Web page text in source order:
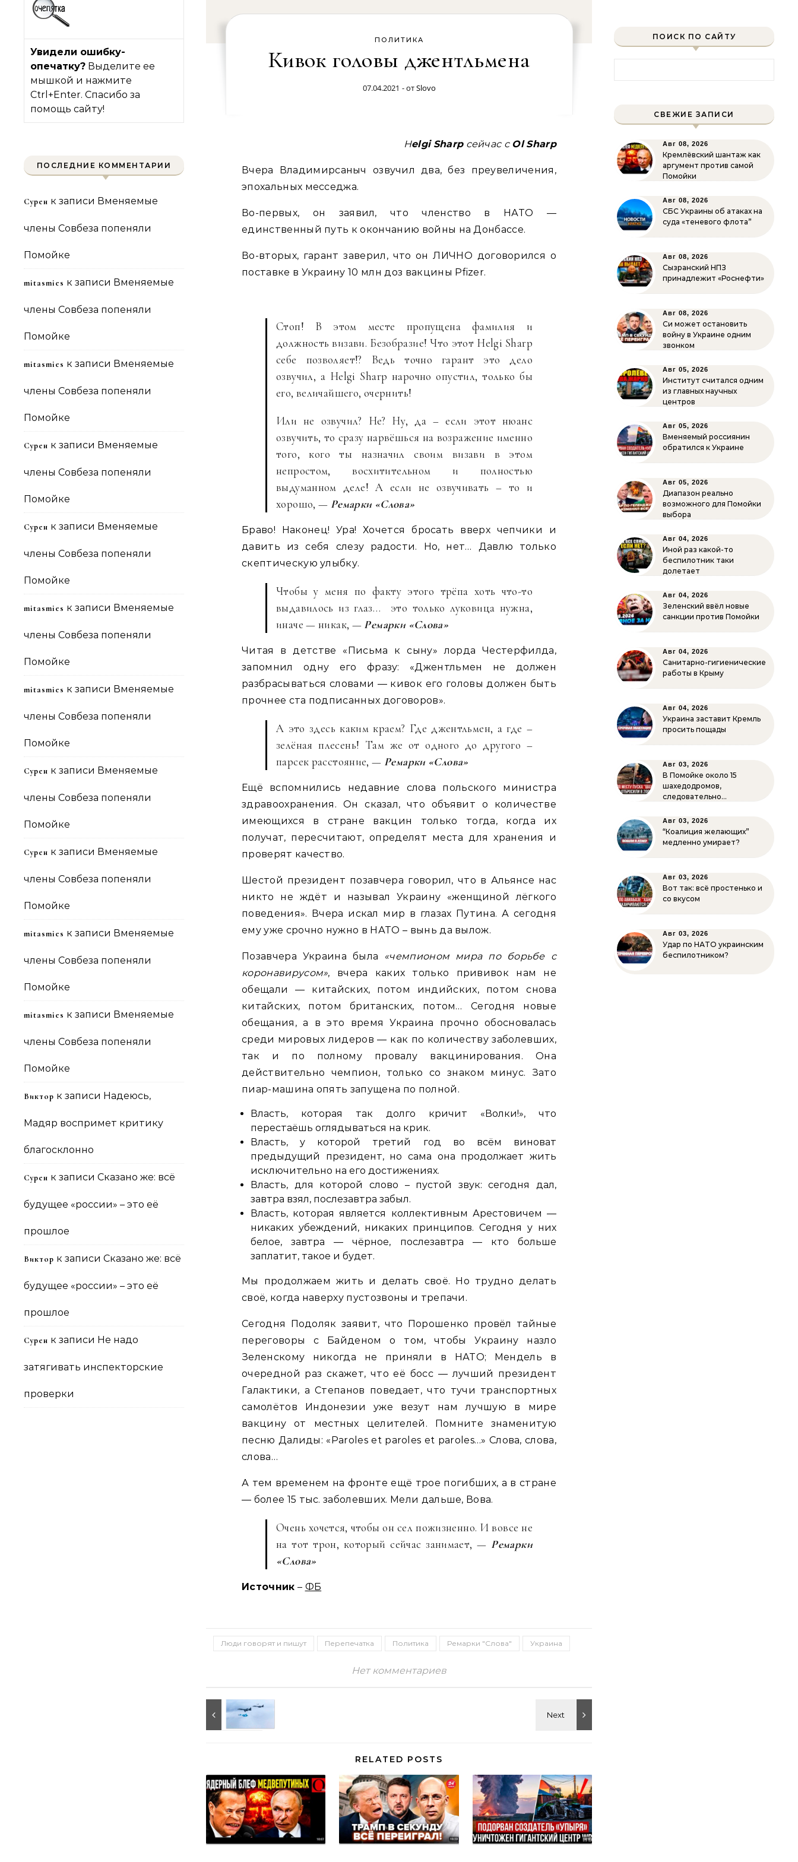
Увидели ошибку-
опечатку? Выделите ее
мышкой и нажмите
Ctrl+Enter. Спасибо за
помощь сайту!
ПОСЛЕДНИЕ КОММЕНТАРИИ
Сурен к записи Вменяемые
члены Совбеза попеняли
Помойке
mitasmies к записи Вменяемые
члены Совбеза попеняли
Помойке
mitasmies к записи Вменяемые
члены Совбеза попеняли
Помойке
Сурен к записи Вменяемые
члены Совбеза попеняли
Помойке
Сурен к записи Вменяемые
члены Совбеза попеняли
Помойке
mitasmies к записи Вменяемые
члены Совбеза попеняли
Помойке
mitasmies к записи Вменяемые
члены Совбеза попеняли
Помойке
Сурен к записи Вменяемые
члены Совбеза попеняли
Помойке
Сурен к записи Вменяемые
члены Совбеза попеняли
Помойке
mitasmies к записи Вменяемые
члены Совбеза попеняли
Помойке
mitasmies к записи Вменяемые
члены Совбеза попеняли
Помойке
Виктор к записи Надеюсь,
Мадяр воспримет критику
благосклонно
Сурен к записи Сказано же: всё
будущее «россии» – это её
прошлое
Виктор к записи Сказано же: всё
будущее «россии» – это её
прошлое
Сурен к записи Не надо
затягивать инспекторские
проверки
ПОЛИТИКА
Кивок головы джентльмена
07.04.2021 - отSlovo
Helgi Sharp сейчас с Ol Sharp
Вчера Владимирсаныч озвучил два, без преувеличения,
эпохальных месседжа.
Во-первых, он заявил, что членство в НАТО —
единственный путь к окончанию войны на Донбассе.
Во-вторых, гарант заверил, что он ЛИЧНО договорился о
поставке в Украину 10 млн доз вакцины Pfizer.
Стоп! В этом месте пропущена фамилия и
должность визави. Безобразие! Что этот Helgi Sharp
себе позволяет!? Ведь точно гарант это дело
озвучил, а Helgi Sharp нарочно опустил, только бы
его, величайшего, очернить!
Или не озвучил? Не? Ну, да – если этот нюанс
озвучить, то сразу нарвёшься на возражение именно
того, кого ты назначил своим визави в этом
непростом, восхитительном и полностью
выдуманном деле! А если не озвучивать – то и
хорошо, — Ремарки «Слова»
Браво! Наконец! Ура! Хочется бросать вверх чепчики и
давить из себя слезу радости. Но, нет… Давлю только
скептическую улыбку.
Чтобы у меня по факту этого трёпа хоть что-то
выдавилось из глаз… это только луковица нужна,
иначе — никак, — Ремарки «Слова»
Читая в детстве «Письма к сыну» лорда Честерфилда,
запомнил одну его фразу: «Джентльмен не должен
разбрасываться словами — кивок его головы должен быть
прочнее ста подписанных договоров».
А это здесь каким краем? Где джентльмен, а где –
зелёная плесень! Там же от одного до другого –
парсек расстояние, — Ремарки «Слова»
Ещё вспомнились недавние слова польского министра
здравоохранения. Он сказал, что объявит о количестве
имеющихся в стране вакцин только тогда, когда их
получат, пересчитают, определят места для хранения и
проверят качество.
Шестой президент позавчера говорил, что в Альянсе нас
никто не ждёт и называл Украину «женщиной лёгкого
поведения». Вчера искал мир в глазах Путина. А сегодня
ему уже срочно нужно в НАТО – вынь да вылож.
Позавчера Украина была
«чемпионом мира по борьбе с
коронавирусом», вчера каких только прививок нам не
обещали — китайских, потом индийских, потом снова
китайских, потом британских, потом… Сегодня новые
обещания, а в это время Украина прочно обосновалась
среди мировых лидеров — как по количеству заболевших,
так и по полному провалу вакцинирования. Она
действительно чемпион, только со знаком минус. Зато
пиар-машина опять запущена по полной.
Власть, которая так долго кричит «Волки!», что
перестаёшь оглядываться на крик.
Власть, у которой третий год во всём виноват
предыдущий президент, но сама она продолжает жить
исключительно на его достижениях.
Власть, для которой слово – пустой звук: сегодня дал,
завтра взял, послезавтра забыл.
Власть, которая является коллективным Арестовичем —
никаких убеждений, никаких принципов. Сегодня у них
белое, завтра — чёрное, послезавтра — кто больше
заплатит, такое и будет.
Мы продолжаем жить и делать своё. Но трудно делать
своё, когда наверху пустозвоны и трепачи.
Сегодня Подоляк заявит, что Порошенко провёл тайные
переговоры с Байденом о том, чтобы Украину назло
Зеленскому никогда не приняли в НАТО; Мендель в
очередной раз скажет, что её босс — лучший президент
Галактики, а Степанов поведает, что тучи транспортных
самолётов Индонезии уже везут нам лучшую в мире
вакцину от местных целителей. Помните знаменитую
песню Далиды: «Paroles et paroles et paroles…» Слова, слова,
слова…
А тем временем на фронте ещё трое погибших, а в стране
— более 15 тыс. заболевших. Мели дальше, Вова.
Очень хочется, чтобы он сел пожизненно. И вовсе не
на тот трон, который сейчас занимает, — Ремарки
«Слова»
Источник – ФБ
Люди говорят и пишут Перепечатка Политика Ремарки "Слова" Украина
Нет комментариев
RELATED POSTS
ПОИСК ПО САЙТУ
СВЕЖИЕ ЗАПИСИ
Авг 08, 2026
Кремлёвский шантаж как
аргумент против самой
Помойки
Авг 08, 2026
СБС Украины об атаках на
суда «теневого флота”
Авг 08, 2026
Сызранский НПЗ
принадлежит «Роснефти»
Авг 08, 2026
Си может остановить
войну в Украине одним
звонком
Авг 05, 2026
Институт считался одним
из главных научных
центров
Авг 05, 2026
Вменяемый россиянин
обратился к Украине
Авг 05, 2026
Диапазон реально
возможного для Помойки
выбора
Авг 04, 2026
Иной раз какой-то
беспилотник таки
долетает
Авг 04, 2026
Зеленский ввёл новые
санкции против Помойки
Авг 04, 2026
Санитарно-гигиенические
работы в Крыму
Авг 04, 2026
Украина заставит Кремль
просить пощады
Авг 03, 2026
В Помойке около 15
шахедодромов,
следовательно…
Авг 03, 2026
“Коалиция желающих”
медленно умирает?
Авг 03, 2026
Вот так: всё простенько и
со вкусом
Авг 03, 2026
Удар по НАТО украинским
беспилотником?